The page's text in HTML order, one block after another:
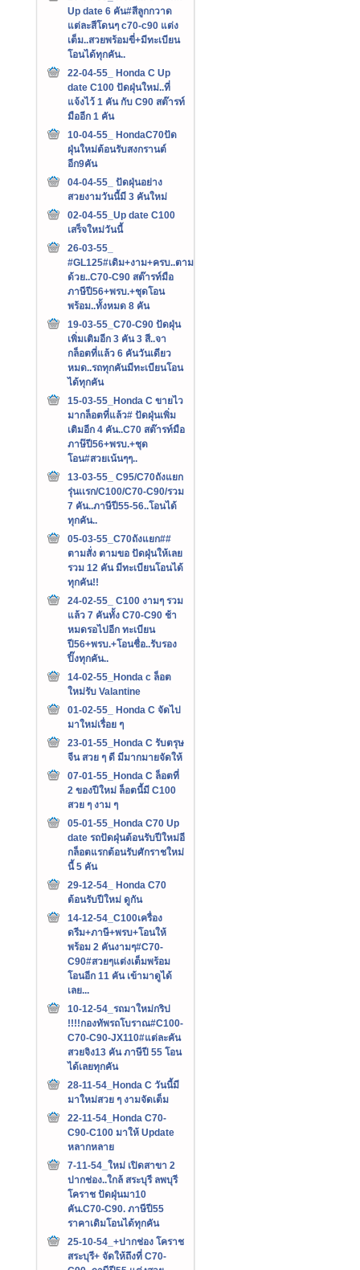
Up date 6 คัน#สีลูกกวาด
แต่ละสีโดนๆ c70-c90 แต่ง
เต็ม..สวยพร้อมขี่+มีทะเบียน
โอนได้ทุกคัน..
22-04-55_ Honda C Up
date C100 ปัดฝุ่นใหม่..ที่
แจ้งไว้ 1 คัน กับ C90 สต๊ารท์
มืออีก 1 คัน
10-04-55_ HondaC70ปัด
ฝุ่นใหม่ต้อนรับสงกรานต์
อีก9คัน
04-04-55_ ปัดฝุ่นอย่าง
สวยงามวันนี้มี 3 คันใหม่
02-04-55_Up date C100
เสร็จใหม่วันนี้
26-03-55_
#GL125#เดิม+งาม+ครบ..ตาม
ด้วย..C70-C90 สต๊ารท์มือ
ภาษีปี56+พรบ.+ชุดโอน
พร้อม..ทั้งหมด 8 คัน
19-03-55_C70-C90 ปัดฝุ่น
เพิ่มเติมอีก 3 คัน 3 สี..จา
กล็อตที่แล้ว 6 คันวันเดียว
หมด..รถทุกคันมีทะเบียนโอน
ได้ทุกคัน
15-03-55_Honda C ขายไว
มากล็อตที่แล้ว# ปัดฝุ่นเพิ่ม
เติมอีก 4 คัน..C70 สต๊ารท์มือ
ภาษ๊ปี56+พรบ.+ชุด
โอน#สวยเน้นๆๆ..
13-03-55_ C95/C70ถังแยก
รุ่นเเรก/C100/C70-C90/รวม
7 คัน..ภาษีปี55-56..โอนได้
ทุกคัน..
05-03-55_C70ถังแยก##
ตามสั่ง ตามขอ ปัดฝุ่นให้เลย
รวม 12 คัน มีทะเบียนโอนได้
ทุกคัน!!
24-02-55_ C100 งามๆ รวม
แล้ว 7 คันทั้ง C70-C90 ช้า
หมดรอไปอีก ทะเบียน
ปี56+พรบ.+โอนชื่อ..รับรอง
ปิ๊งทุกคัน..
14-02-55_Honda c ล็อต
ใหม่รับ Valantine
01-02-55_ Honda C จัดไป
มาใหม่เรื่อย ๆ
23-01-55_Honda C รับตรุษ
จีน สวย ๆ ดี มีมากมายจัดให้
07-01-55_Honda C ล็อตที่
2 ของปีใหม่ ล็อตนี้มี C100
สวย ๆ งาม ๆ
05-01-55_Honda C70 Up
date รถปัดฝุ่นต้อนรับปีใหม่อี
กล็อตแรกต้อนรับศักราชใหม่
นี้ 5 คัน
29-12-54_ Honda C70
ต้อนรับปีใหม่ ดูกัน
14-12-54_C100เครื่อง
ดรีม+ภาษี+พรบ+โอนให้
พร้อม 2 คันงามๆ#C70-
C90#สวยๆแต่งเต็มพร้อม
โอนอีก 11 คัน เข้ามาดูได้
เลย...
10-12-54_รถมาใหม่กริป
!!!!กองทัพรถโบราณ#C100-
C70-C90-JX110#แต่ละคัน
สวยจิง13 คัน ภาษีปี 55 โอน
ได้เลยทุกคัน
28-11-54_Honda C วันนี้มี
มาใหม่สวย ๆ งามจัดเต็ม
22-11-54_Honda C70-
C90-C100 มาให้ Update
หลากหลาย
7-11-54_ใหม่ เปิดสาขา 2
ปากช่อง..ใกล้ สระบุรี ลพบุรี
โคราช ปัดฝุ่นมา10
คัน.C70-C90. ภาษีปี55
ราคาเดิมโอนได้ทุกคัน
25-10-54_+ปากช่อง โคราช
สระบุรี+ จัดให้ถึงที่ C70-